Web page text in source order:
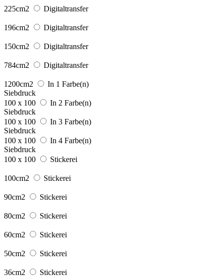
225cm2 Digitaltransfer
196cm2 Digitaltransfer
150cm2 Digitaltransfer
784cm2 Digitaltransfer
1200cm2
In 1 Farbe(n)
Siebdruck
100 x 100
In 2 Farbe(n)
Siebdruck
100 x 100
In 3 Farbe(n)
Siebdruck
100 x 100
In 4 Farbe(n)
Siebdruck
100 x 100
Stickerei
100cm2 Stickerei
90cm2 Stickerei
80cm2 Stickerei
60cm2 Stickerei
50cm2 Stickerei
36cm2 Stickerei